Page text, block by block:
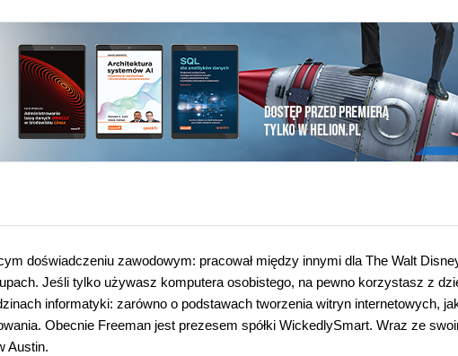
doświadczeniu zawodowym: pracował między innymi dla The Walt
Jeśli tylko używasz komputera osobistego, na pewno korzystasz z
informatyki: zarówno o podstawach tworzenia witryn internetowych,
Obecnie Freeman jest prezesem spółki WickedlySmart. Wraz ze
Austin.